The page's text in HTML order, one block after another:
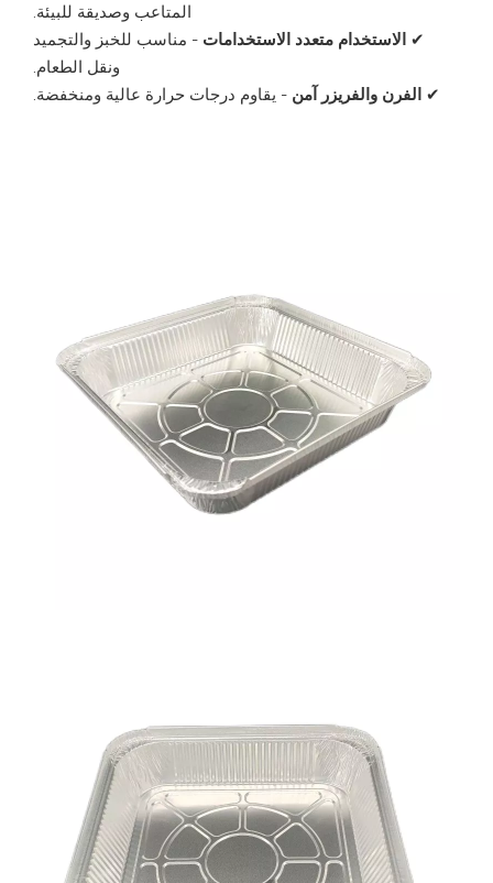
المتاعب وصديقة للبيئة.
✔ الاستخدام متعدد الاستخدامات - مناسب للخبز والتجميد
ونقل الطعام.
✔ الفرن والفريزر آمن - يقاوم درجات حرارة عالية ومنخفضة.